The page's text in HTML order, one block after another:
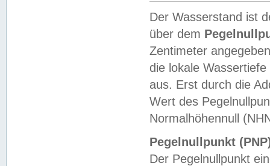
Der Wasserstand ist
über dem
Zentimeter
die lokale
aus. Erst durch die
Wert des
Normalhöhennull
Pegelnullpunkt
Der Pegelnullpunkt